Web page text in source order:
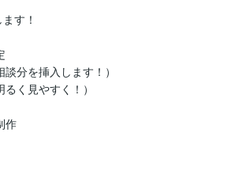
す！
分を挿入します！）
く見やすく！）
作